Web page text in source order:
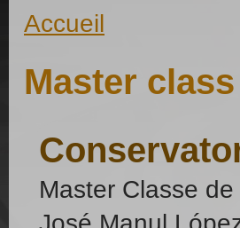
Accueil
Master class
Master Classe